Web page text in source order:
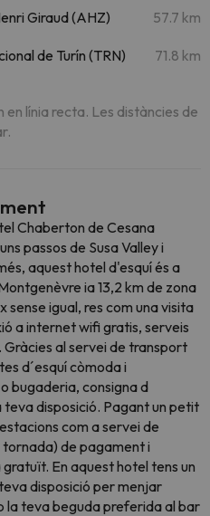
Giraud (AHZ) 57.7 km
de Turín (TRN) 71.8 km
en línia recta. Les distàncies de
Chaberton de Cesana
passos de Susa Valley i
aquest hotel d'esquí és a
ia 13,2 km de zona
sense igual, res com una visita
a internet wifi gratis, serveis
al servei de transport
d´esquí còmoda i
bugaderia, consigna d
teva disposició. Pagant un petit
com a servei de
de pagament i
En aquest hotel tens un
disposició per menjar
la teva beguda preferida al bar